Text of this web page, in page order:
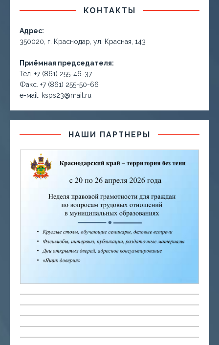
КОНТАКТЫ
Адрес:
350020, г. Краснодар, ул. Красная, 143
Приёмная председателя:
Тел. +7 (861) 255-46-37
Факс. +7 (861) 255-50-66
е-маil: ksps23@mail.ru
НАШИ ПАРТНЕРЫ